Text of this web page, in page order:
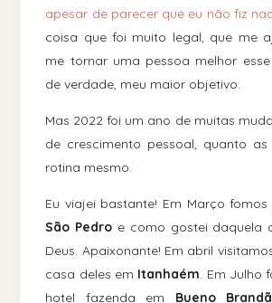
apesar de parecer que eu não fiz
coisa que foi muito legal, que me
me tornar uma pessoa melhor
de verdade, meu maior objetivo.
Mas 2022 foi um ano de muitas
de crescimento pessoal, quanto
rotina mesmo.
Eu viajei bastante! Em Março
São Pedro e como gostei daquela
Deus. Apaixonante! Em abril
casa deles em Itanhaém. Em Julho
hotel fazenda em Bueno